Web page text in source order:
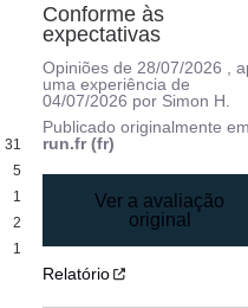
31
5
1
2
1
Conforme às
expectativas
Opiniões de 28/07/2026
,
uma experiência de
04/07/2026 por Simon H.
Publicado originalmente
run.fr (fr)
Ver a avaliação
original
Relatório